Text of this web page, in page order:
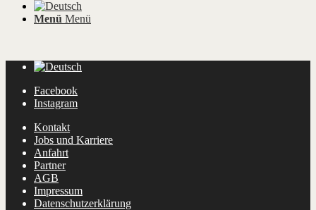
Menü Menü
Facebook
Instagram
Kontakt
Jobs und Karriere
Anfahrt
Partner
AGB
Impressum
Datenschutzerklärung